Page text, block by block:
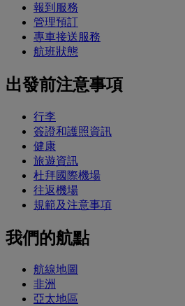
報到服務
管理預訂
專車接送服務
航班狀態
出發前注意事項
行李
簽證和護照資訊
健康
旅遊資訊
杜拜國際機場
往返機場
規範及注意事項
我們的航點
航線地圖
非洲
亞太地區